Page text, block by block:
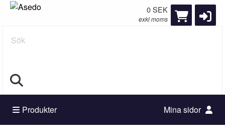
0 SEK
exkl moms
Sök
Produkter Mina sidor